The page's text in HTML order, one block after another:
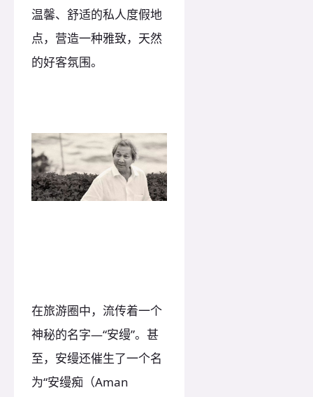
温馨、舒适的私人度假地
点，营造一种雅致，天然
的好客氛围。
在旅游圈中，流传着一个
神秘的名字—“安缦”。甚
至，安缦还催生了一个名
为“安缦痴（Aman